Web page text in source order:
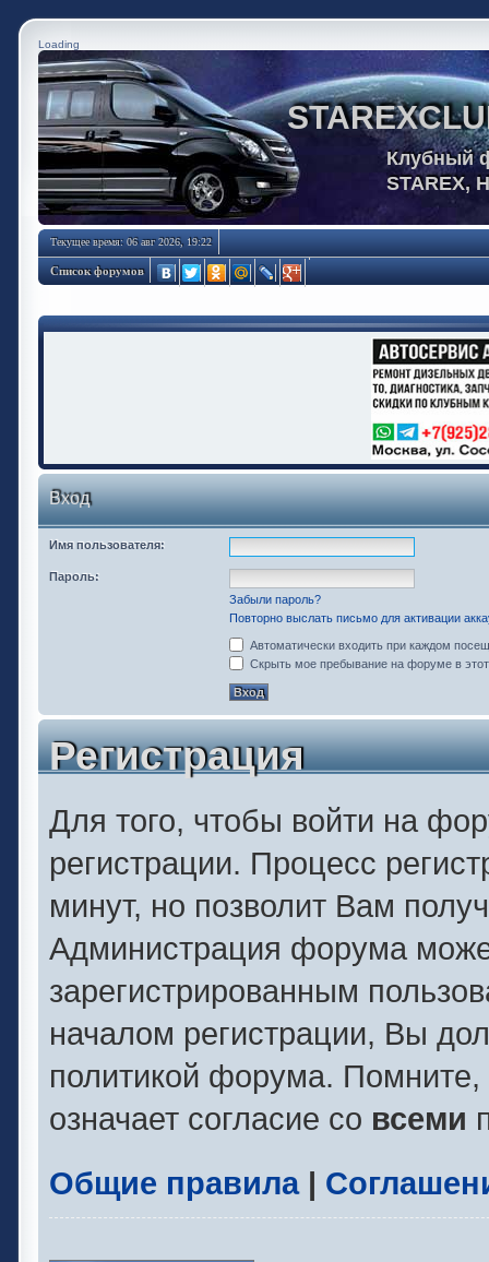
Loading
Клубный
STAREX,
Текущее время: 06 авг 2026, 19:22
Список форумов
Вход
Имя пользователя:
Пароль:
Забыли пароль?
Повторно выслать письмо для активации
Автоматически входить при каждом
Скрыть мое пребывание на форуме в
Регистрация
Для того, чтобы войти на
регистрации. Процесс
минут, но позволит Вам
Администрация форума
зарегистрированным
началом регистрации, Вы
политикой форума.
означает согласие со всеми
Общие правила|